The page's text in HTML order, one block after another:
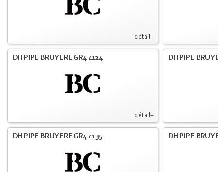
détail+
détail+
DH PIPE BRUYERE GR4 4124 DH PIPE
DH PIPE BRUYERE GR4 4135 DH PIPE